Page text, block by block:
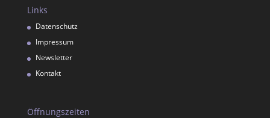
Links
Datenschutz
Impressum
Newsletter
Kontakt
Öffnungszeiten